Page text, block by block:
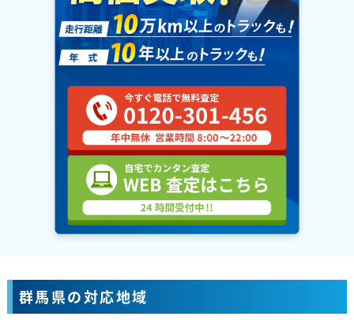
群馬県の対応地域